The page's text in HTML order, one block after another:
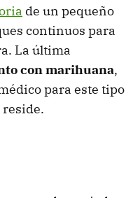
de un pequeño
continuos para
La última
con marihuana,
para este tipo
reside.